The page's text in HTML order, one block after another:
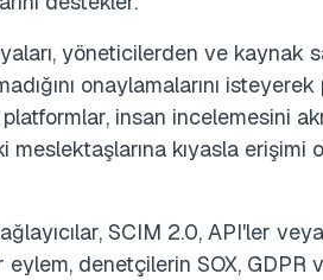
yöneticilerden ve kaynak
onaylamalarını
platformlar, insan incelemesini
kıyasla erişimi
SCIM 2.0, API'ler
denetçilerin SOX, GDPR